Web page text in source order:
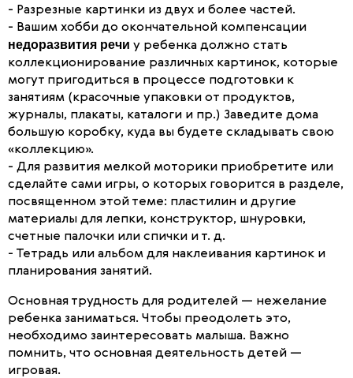
- Разрезные картинки из двух и более частей.
- Вашим хобби до окончательной компенсации
недоразвития речи у ребенка должно стать
коллекционирование различных картинок, которые
могут пригодиться в процессе подготовки к
занятиям (красочные упаковки от продуктов,
журналы, плакаты, каталоги и пр.) Заведите дома
большую коробку, куда вы будете складывать свою
«коллекцию».
- Для развития мелкой моторики приобретите или
сделайте сами игры, о которых говорится в разделе,
посвященном этой теме: пластилин и другие
материалы для лепки, конструктор, шнуровки,
счетные палочки или спички и т. д.
- Тетрадь или альбом для наклеивания картинок и
планирования занятий.
Основная трудность для родителей — нежелание
ребенка заниматься. Чтобы преодолеть это,
необходимо заинтересовать малыша. Важно
помнить, что основная деятельность детей —
игровая.